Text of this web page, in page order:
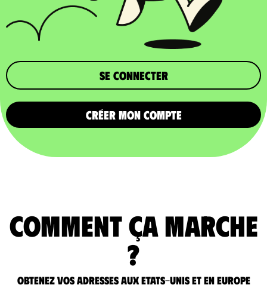
Se connecter
CRÉER MON COMPTE
comment ça marche
?
Obtenez vos adresses aux Etats-Unis et en Europe